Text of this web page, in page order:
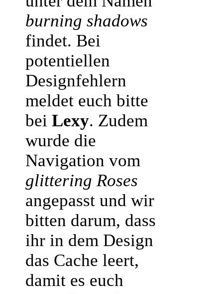
burning shadows
findet. Bei
potentiellen
Designfehlern
meldet euch bitte
bei Lexy. Zudem
wurde die
Navigation vom
glittering Roses
angepasst und wir
bitten darum, dass
ihr in dem Design
das Cache leert,
damit es euch